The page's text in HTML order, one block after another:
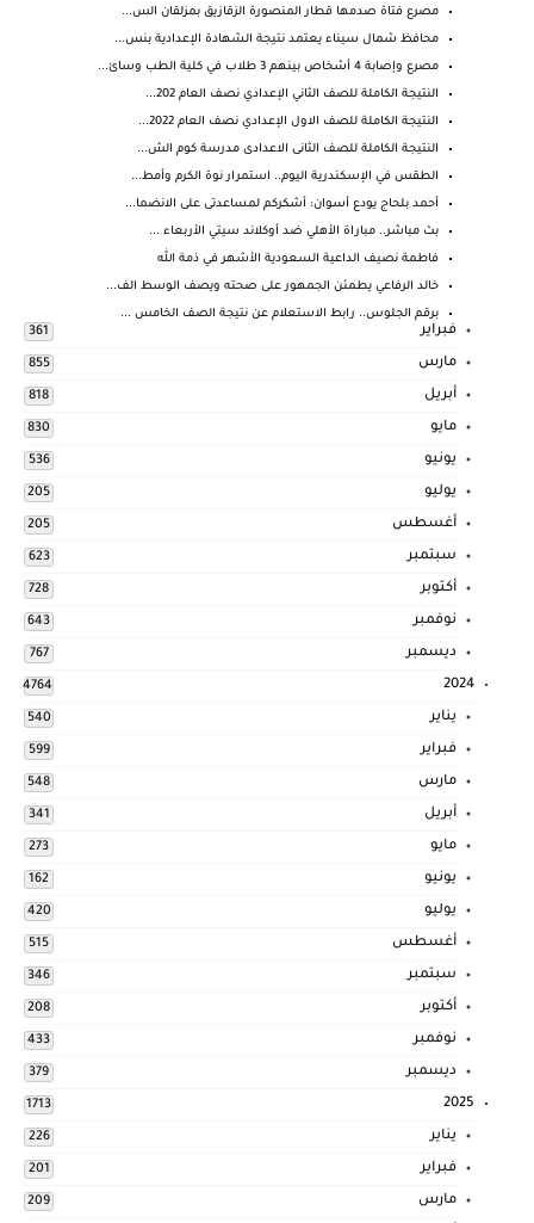
مصرع فتاة صدمها قطار المنصورة الزقازيق بمزلقان الس...
محافظ شمال سيناء يعتمد نتيجة الشهادة الإعدادية بنس...
مصرع وإصابة 4 أشخاص بينهم 3 طلاب في كلية الطب وسائ...
النتيجة الكاملة للصف الثاني الإعدادي نصف العام 202...
النتيجة الكاملة للصف الاول الإعدادي نصف العام 2022...
النتيجة الكاملة للصف الثانى الاعدادى مدرسة كوم الش...
الطقس في الإسكندرية اليوم.. استمرار نوة الكرم وأمط...
أحمد بلحاج يودع أسوان: أشكركم لمساعدتى على الانضما...
بث مباشر.. مباراة الأهلي ضد أوكلاند سيتي الأربعاء ...
فاطمة نصيف الداعية السعودية الأشهر في ذمة الله
خالد الرفاعي يطمئن الجمهور على صحته ويصف الوسط الف...
برقم الجلوس.. رابط الاستعلام عن نتيجة الصف الخامس ...
فبراير 361
مارس 855
أبريل 818
مايو 830
يونيو 536
يوليو 205
أغسطس 205
سبتمبر 623
أكتوبر 728
نوفمبر 643
ديسمبر 767
2024
4764
يناير 540
فبراير 599
مارس 548
أبريل 341
مايو 273
يونيو 162
يوليو 420
أغسطس 515
سبتمبر 346
أكتوبر 208
نوفمبر 433
ديسمبر 379
2025
1713
يناير 226
فبراير 201
مارس 209